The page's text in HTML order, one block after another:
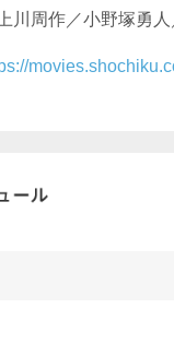
川周作／小野塚勇